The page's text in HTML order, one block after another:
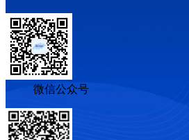
微信公众号